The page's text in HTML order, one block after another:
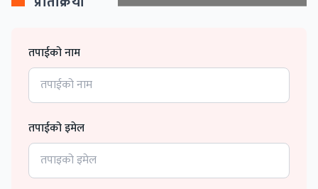
तपाईको नाम
तपाईको इमेल